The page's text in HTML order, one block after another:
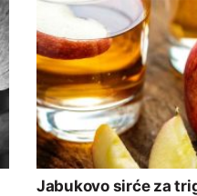
Jabukovo sirće za